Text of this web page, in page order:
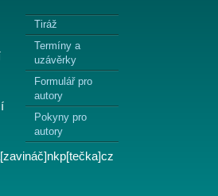
Tiráž
Termíny a
uzávěrky
Formulář pro
autory
Pokyny pro
autory